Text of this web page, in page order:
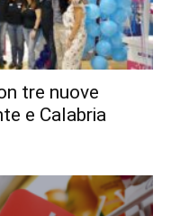
tre nuove
e Calabria